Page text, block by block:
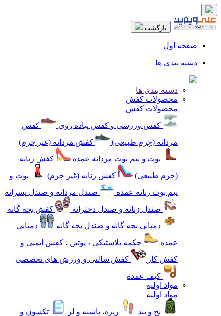
بازگشت
صفحه اول
دسته بندی ها
دسته بندی ها
محصولات کفش
محصولات کفش
کفش ورزشی و کفش پیاده روی
کفش
مردانه (چرم طبیعی)
کفش مردانه (غیر چرم)
بوت و نیم بوت مردانه عمده
کفش زنانه
(چرم طبیعی)
کفش زنانه (غیر چرم)
بوت و
نیم بوت زنانه عمده
صندل مردانه و صندل پسرانه
صندل زنانه و صندل دخترانه
کفش بچه گانه
دمپایی بچه گانه و صندل بچه گانه
دمپایی
عمده
چکمه پلاستیکی ، پوتین ، کفش ایمنی و
کفش کار
کفش سالنی و ورزش های تخصصی
کیف عمده
مواد اولیه
مواد اولیه
نخ و بند
زیره، پاشنه و لژ
تکسون و